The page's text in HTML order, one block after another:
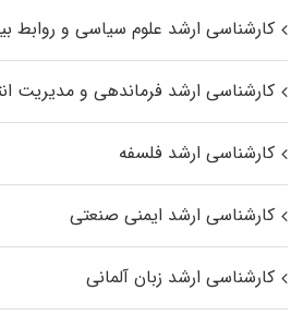
کارشناسی ارشد علوم سیاسی و روابط
کارشناسی ارشد فرماندهی و مدیریت
کارشناسی ارشد فلسفه
کارشناسی ارشد ایمنی صنعتی
کارشناسی ارشد زبان آلمانی